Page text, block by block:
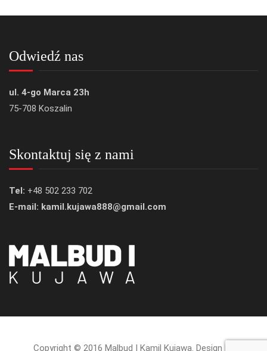
Odwiedź nas
ul. 4-go Marca 23h
75-708 Koszalin
Skontaktuj się z nami
Tel: +48 502 233 702
E-mail: kamil.kujawa888@gmail.com
Copyright © 2016 Malbud I Kamil Kujawa. Design by